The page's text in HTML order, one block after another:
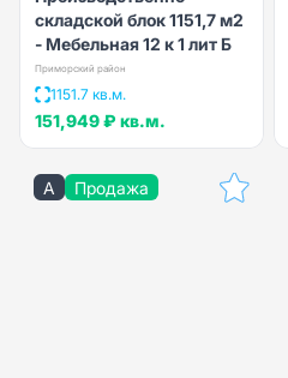
складской блок 1151,7 м2
- Мебельная 12 к 1 лит Б
Приморский район
1151.7 кв.м.
151,949 ₽ кв.м.
A Продажа